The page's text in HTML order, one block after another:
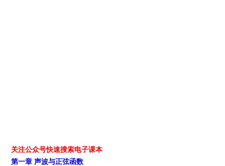
关注公众号快速搜索电子课本
第一章 声波与正弦函数